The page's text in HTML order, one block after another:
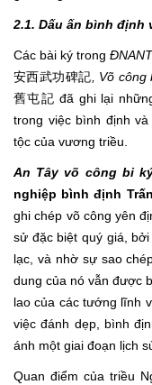
2.1. Dấu ấn bình định
Các bài ký trong
安西武功碑記 , Võ
舊屯記 đã ghi lại
trong việc bình định
tộc của vương triều.
An Tây võ công bi
nghiệp bình định
ghi chép võ công yên
sử đặc biệt quý giá,
lạc, và nhờ sự sao
dung của nó vẫn được
lao của các tướng lĩnh
việc đánh dẹp, bình
ánh một giai đoạn lịch
Quan điểm của triều